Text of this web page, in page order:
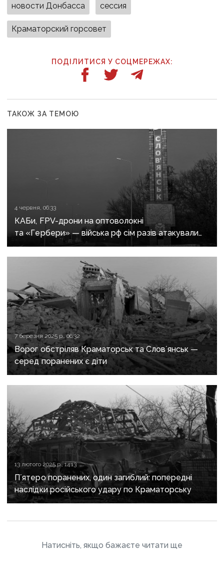
новости Донбасса сессия
Краматорский горсовет
ПОДІЛИТИСЯ У СОЦМЕРЕЖАХ:
ТАКОЖ ЗА ТЕМОЮ
4 червня, 06:33
КАБи, FPV-дрони на оптоволокні
та «Гербери» — війська рф сім разів атакували
Словʼянськ
7 березня 2025 р., 06:32
Ворог обстріляв Краматорськ та Словʼянськ —
серед поранених є діти
13 лютого 2025 р., 14:13
Пʼятеро поранених, один загиблий: попередні
наслідки російського удару по Краматорську
Натисніть, якщо бажаєте читати ще